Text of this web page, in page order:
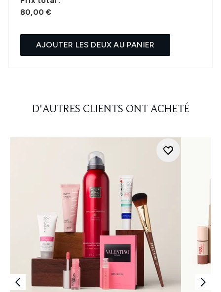
80,00 €
AJOUTER LES DEUX AU PANIER
D'AUTRES CLIENTS ONT ACHETÉ